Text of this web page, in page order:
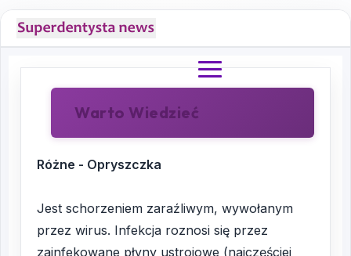
Warto Wiedzieć
Różne - Opryszczka
Jest schorzeniem zaraźliwym, wywołanym
przez wirus. Infekcja roznosi się przez
zainfekowane płyny ustrojowe (najczęściej